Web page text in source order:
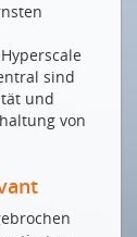
sind
und
von